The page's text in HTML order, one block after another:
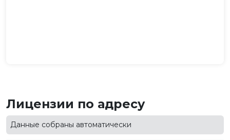
Лицензии по адресу
Данные собраны автоматически